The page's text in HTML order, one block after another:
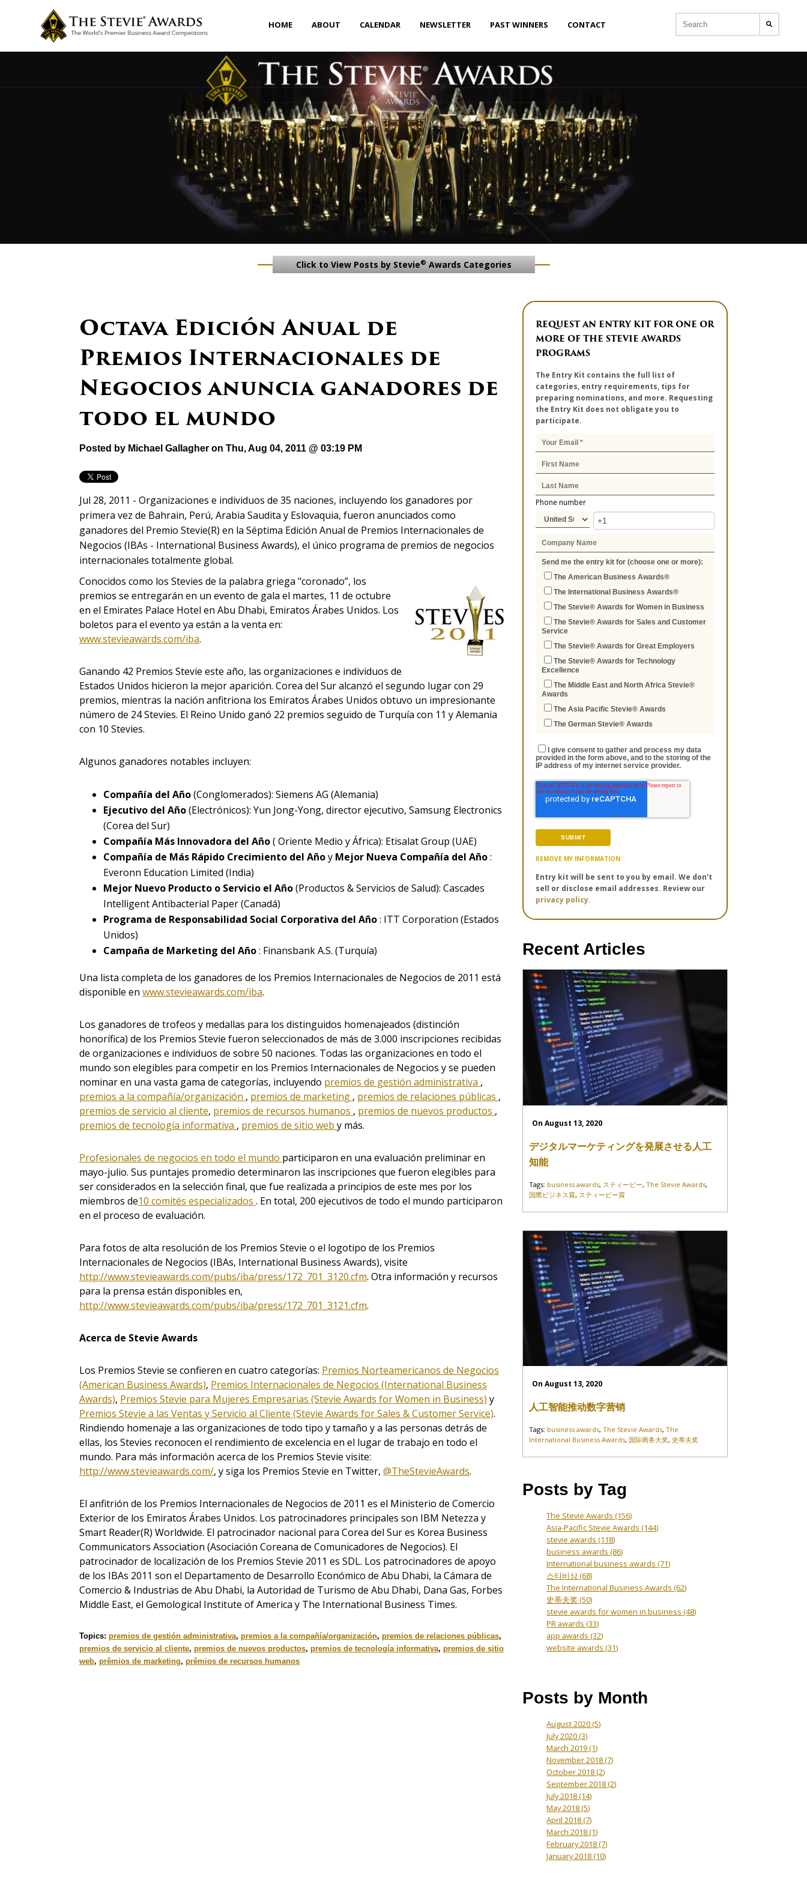
HOME ABOUT CALENDAR NEWSLETTER PAST WINNERS CONTACT
Click to View Posts by Stevie® Awards Categories
Octava Edición Anual de
Premios Internacionales de
Negocios anuncia ganadores de
todo el mundo
Posted by Michael Gallagher on Thu, Aug 04, 2011 @ 03:19 PM
Jul 28, 2011 - Organizaciones e individuos de 35 naciones, incluyendo los ganadores por
primera vez de Bahrain, Perú, Arabia Saudita y Eslovaquia, fueron anunciados como
ganadores del Premio Stevie(R) en la Séptima Edición Anual de Premios Internacionales de
Negocios (IBAs - International Business Awards), el único programa de premios de negocios
internacionales totalmente global.
Conocidos como los Stevies de la palabra griega "coronado”, los
premios se entregarán en un evento de gala el martes, 11 de octubre
en el Emirates Palace Hotel en Abu Dhabi, Emiratos Árabes Unidos. Los
boletos para el evento ya están a la venta en:
www.stevieawards.com/iba.
Ganando 42 Premios Stevie este año, las organizaciones e individuos de
Estados Unidos hicieron la mejor aparición. Corea del Sur alcanzó el segundo lugar con 29
premios, mientras la nación anfitriona los Emiratos Árabes Unidos obtuvo un impresionante
número de 24 Stevies. El Reino Unido ganó 22 premios seguido de Turquía con 11 y Alemania
con 10 Stevies.
Algunos ganadores notables incluyen:
Compañía del Año(Conglomerados): Siemens AG (Alemania)
Ejecutivo del Año(Electrónicos): Yun Jong-Yong, director ejecutivo, Samsung Electronics
(Corea del Sur)
Compañía Más Innovadora del Año( Oriente Medio y África): Etisalat Group (UAE)
Compañía de Más Rápido Crecimiento del Añoy Mejor Nueva Compañía del Año:
Everonn Education Limited (India)
Mejor Nuevo Producto o Servicio el Año(Productos & Servicios de Salud): Cascades
Intelligent Antibacterial Paper (Canadá)
Programa de Responsabilidad Social Corporativa del Año: ITT Corporation (Estados
Unidos)
Campaña de Marketing del Año: Finansbank A.S. (Turquía)
Una lista completa de los ganadores de los Premios Internacionales de Negocios de 2011 está
disponible en www.stevieawards.com/iba.
Los ganadores de trofeos y medallas para los distinguidos homenajeados (distinción
honorífica) de los Premios Stevie fueron seleccionados de más de 3.000 inscripciones recibidas
de organizaciones e individuos de sobre 50 naciones. Todas las organizaciones en todo el
mundo son elegibles para competir en los Premios Internacionales de Negocios y se pueden
nominar en una vasta gama de categorías, incluyendo premios de gestión administrativa ,
premios a la compañía/organización , premios de marketing , premios de relaciones públicas ,
premios de servicio al cliente, premios de recursos humanos , premios de nuevos productos ,
premios de tecnología informativa , premios de sitio web y más.
Profesionales de negocios en todo el mundo participaron en una evaluación preliminar en
mayo-julio. Sus puntajes promedio determinaron las inscripciones que fueron elegibles para
ser considerados en la selección final, que fue realizada a principios de este mes por los
miembros de10 comités especializados . En total, 200 ejecutivos de todo el mundo participaron
en el proceso de evaluación.
Para fotos de alta resolución de los Premios Stevie o el logotipo de los Premios
Internacionales de Negocios (IBAs, International Business Awards), visite
http://www.stevieawards.com/pubs/iba/press/172_701_3120.cfm. Otra información y recursos
para la prensa están disponibles en,
http://www.stevieawards.com/pubs/iba/press/172_701_3121.cfm.
Acerca de Stevie Awards
Los Premios Stevie se confieren en cuatro categorías: Premios Norteamericanos de Negocios
(American Business Awards), Premios Internacionales de Negocios (International Business
Awards), Premios Stevie para Mujeres Empresarias (Stevie Awards for Women in Business) y
Premios Stevie a las Ventas y Servicio al Cliente (Stevie Awards for Sales & Customer Service).
Rindiendo homenaje a las organizaciones de todo tipo y tamaño y a las personas detrás de
ellas, los Stevies reconocen el rendimiento de excelencia en el lugar de trabajo en todo el
mundo. Para más información acerca de los Premios Stevie visite:
http://www.stevieawards.com/, y siga los Premios Stevie en Twitter, @TheStevieAwards.
El anfitrión de los Premios Internacionales de Negocios de 2011 es el Ministerio de Comercio
Exterior de los Emiratos Árabes Unidos. Los patrocinadores principales son IBM Netezza y
Smart Reader(R) Worldwide. El patrocinador nacional para Corea del Sur es Korea Business
Communicators Association (Asociación Coreana de Comunicadores de Negocios). El
patrocinador de localización de los Premios Stevie 2011 es SDL. Los patrocinadores de apoyo
de los IBAs 2011 son el Departamento de Desarrollo Económico de Abu Dhabi, la Cámara de
Comercio & Industrias de Abu Dhabi, la Autoridad de Turismo de Abu Dhabi, Dana Gas, Forbes
Middle East, el Gemological Institute of America y The International Business Times.
Topics: premios de gestión administrativa, premios a la compañía/organización, premios de relaciones públicas,
premios de servicio al cliente, premios de nuevos productos, premios de tecnología informativa, premios de sitio
web, prêmios de marketing, prêmios de recursos humanos
REQUEST AN ENTRY KIT FOR ONE OR
MORE OF THE STEVIE AWARDS
PROGRAMS
The Entry Kit contains the full list of
categories, entry requirements, tips for
preparing nominations, and more. Requesting
the Entry Kit does not obligate you to
participate.
Phone number
Send me the entry kit for (choose one or more):
The American Business Awards®
The International Business Awards®
The Stevie® Awards for Women in Business
The Stevie® Awards for Sales and Customer
Service
The Stevie® Awards for Great Employers
The Stevie® Awards for Technology
Excellence
The Middle East and North Africa Stevie®
Awards
The Asia Pacific Stevie® Awards
The German Stevie® Awards
I give consent to gather and process my data
provided in the form above, and to the storing of the
IP address of my internet service provider.
REMOVE MY INFORMATION
Entry kit will be sent to you by email. We don't
sell or disclose email addresses. Review our
privacy policy.
Recent Articles
On August 13, 2020
デジタルマーケティングを発展させる人工
知能
Tags: business awards, スティービー,The Stevie Awards,
国際ビジネス賞, スティービー賞
On August 13, 2020
人工智能推动数字营销
Tags: business awards,The Stevie Awards,The
International Business Awards,国际商务大奖, 史蒂夫奖
Posts by Tag
The Stevie Awards(156)
Asia-Pacific Stevie Awards(144)
stevie awards(118)
business awards(86)
International business awards(71)
스티비상(68)
The International Business Awards(62)
史蒂夫奖(50)
stevie awards for women in business(48)
PR awards(33)
app awards(32)
website awards(31)
Posts by Month
August 2020(5)
July 2020(3)
March 2019(1)
November 2018(7)
October 2018(2)
September 2018(2)
July 2018(14)
May 2018(5)
April 2018(7)
March 2018(1)
February 2018(7)
January 2018(10)